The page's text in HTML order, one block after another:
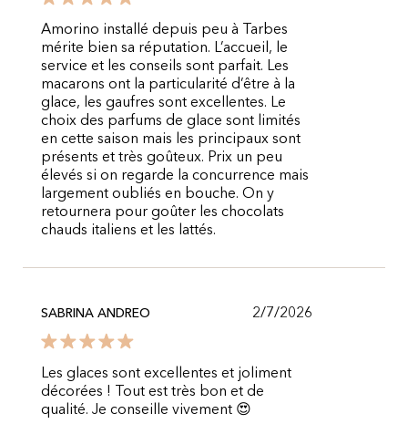
Amorino installé depuis peu à Tarbes
mérite bien sa réputation. L’accueil, le
service et les conseils sont parfait. Les
macarons ont la particularité d’être à la
glace, les gaufres sont excellentes. Le
choix des parfums de glace sont limités
en cette saison mais les principaux sont
présents et très goûteux. Prix un peu
élevés si on regarde la concurrence mais
largement oubliés en bouche. On y
retournera pour goûter les chocolats
chauds italiens et les lattés.
SABRINA ANDREO 2/7/2026
Les glaces sont excellentes et joliment
décorées ! Tout est très bon et de
qualité. Je conseille vivement 😍